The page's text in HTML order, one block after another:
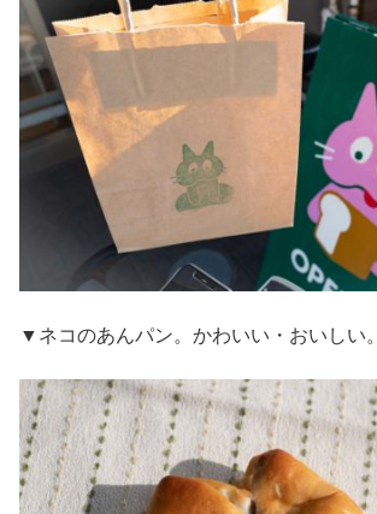
▼ネコのあんパン。かわいい・おいしい。